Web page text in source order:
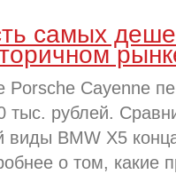
самых
Cayenne
тыс. рублей.
BMW X5
о том, какие